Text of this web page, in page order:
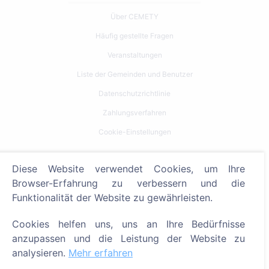
Über CEMETY
Häufig gestellte Fragen
Veranstaltungen
Liste der Gemeinden und Benutzer
Datenschutzrichtlinie
Zahlungsverfahren
Cookie-Einstellungen
Bestattete suchen
Friedhöfe suchen
Dienstleistungen
Kontakt
Diese Website verwendet Cookies, um Ihre
Browser-Erfahrung zu verbessern und die
Funktionalität der Website zu gewährleisten.
Cookies helfen uns, uns an Ihre Bedürfnisse
anzupassen und die Leistung der Website zu
analysieren. Mehr erfahren